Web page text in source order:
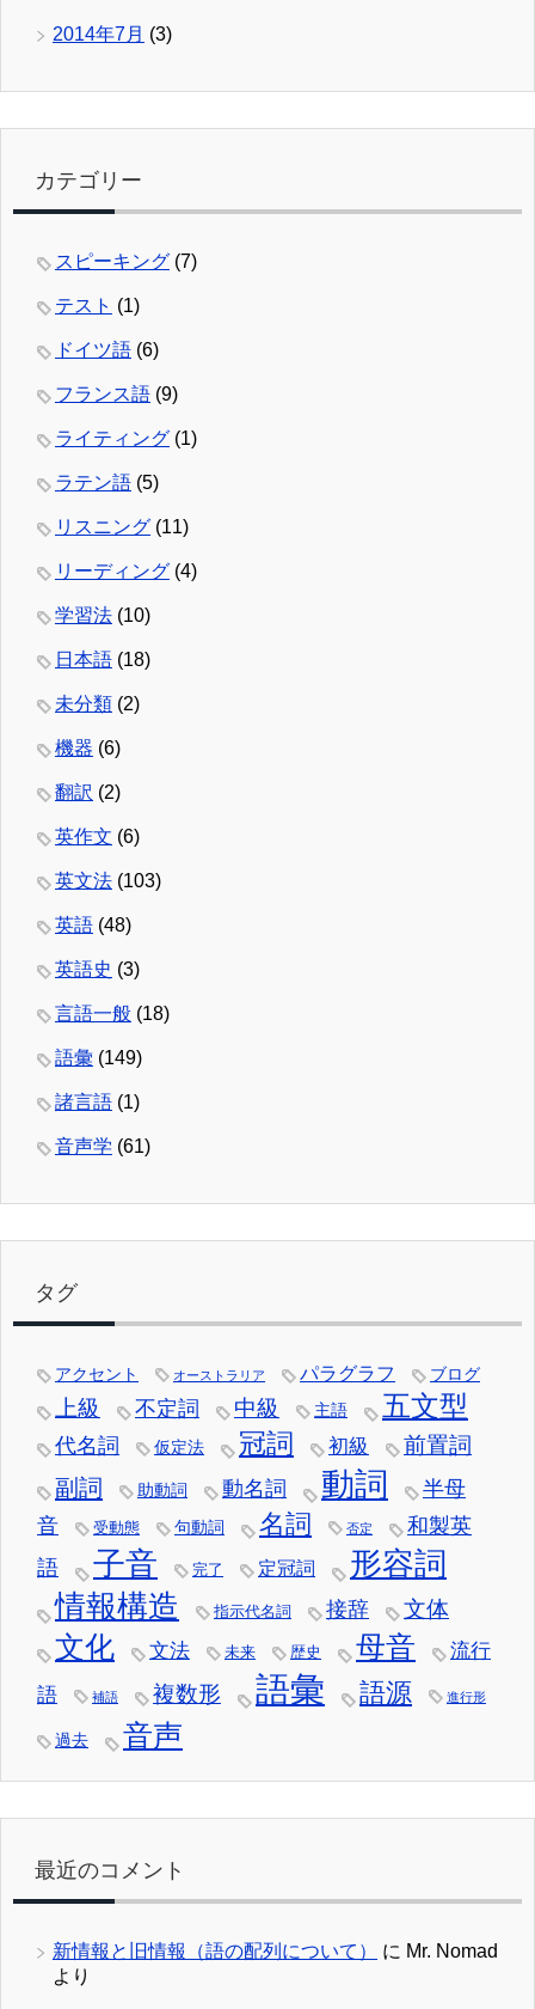
2014年7月 (3)
カテゴリー
スピーキング (7)
テスト (1)
ドイツ語 (6)
フランス語 (9)
ライティング (1)
ラテン語 (5)
リスニング (11)
リーディング (4)
学習法 (10)
日本語 (18)
未分類 (2)
機器 (6)
翻訳 (2)
英作文 (6)
英文法 (103)
英語 (48)
英語史 (3)
言語一般 (18)
語彙 (149)
諸言語 (1)
音声学 (61)
タグ
アクセント オーストラリア パラグラフ ブログ
上級 不定詞 中級 主語 五文型
代名詞 仮定法 冠詞 初級
前置詞
副詞
助動詞 動名詞 動詞
半母
音
受動態 句動詞 名詞 否定
和製英
語
子音 完了 定冠詞
形容詞
情報構造
指示代名詞 接辞 文体
文化 文法 未来 歴史 母音
流行
語
補語 複数形 語彙 語源 進行形
過去 音声
最近のコメント
新情報と旧情報（語の配列について） に Mr. Nomad
より